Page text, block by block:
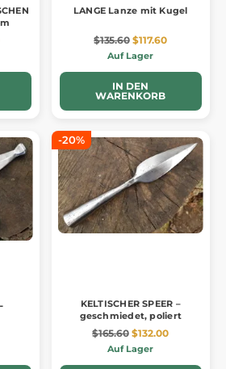
LANGE Lanze mit Kugel
$135.60 $117.60
Auf Lager
IN DEN
WARENKORB
-20%
KELTISCHER SPEER –
geschmiedet, poliert
$165.60 $132.00
Auf Lager